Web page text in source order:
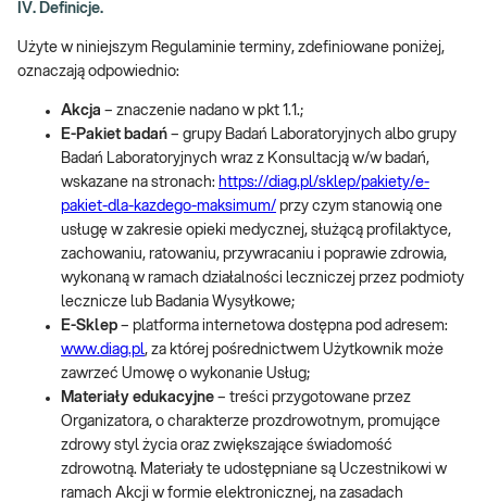
IV. Definicje.
Użyte w niniejszym Regulaminie terminy, zdefiniowane poniżej,
oznaczają odpowiednio:
Akcja – znaczenie nadano w pkt 1.1.;
E-Pakiet badań – grupy Badań Laboratoryjnych albo grupy
Badań Laboratoryjnych wraz z Konsultacją w/w badań,
wskazane na stronach: https://diag.pl/sklep/pakiety/e-
pakiet-dla-kazdego-maksimum/ przy czym stanowią one
usługę w zakresie opieki medycznej, służącą profilaktyce,
zachowaniu, ratowaniu, przywracaniu i poprawie zdrowia,
wykonaną w ramach działalności leczniczej przez podmioty
lecznicze lub Badania Wysyłkowe;
E-Sklep – platforma internetowa dostępna pod adresem:
www.diag.pl, za której pośrednictwem Użytkownik może
zawrzeć Umowę o wykonanie Usług;
Materiały edukacyjne – treści przygotowane przez
Organizatora, o charakterze prozdrowotnym, promujące
zdrowy styl życia oraz zwiększające świadomość
zdrowotną. Materiały te udostępniane są Uczestnikowi w
ramach Akcji w formie elektronicznej, na zasadach